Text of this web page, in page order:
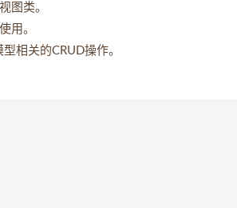
图类。
用。
相关的CRUD操作。